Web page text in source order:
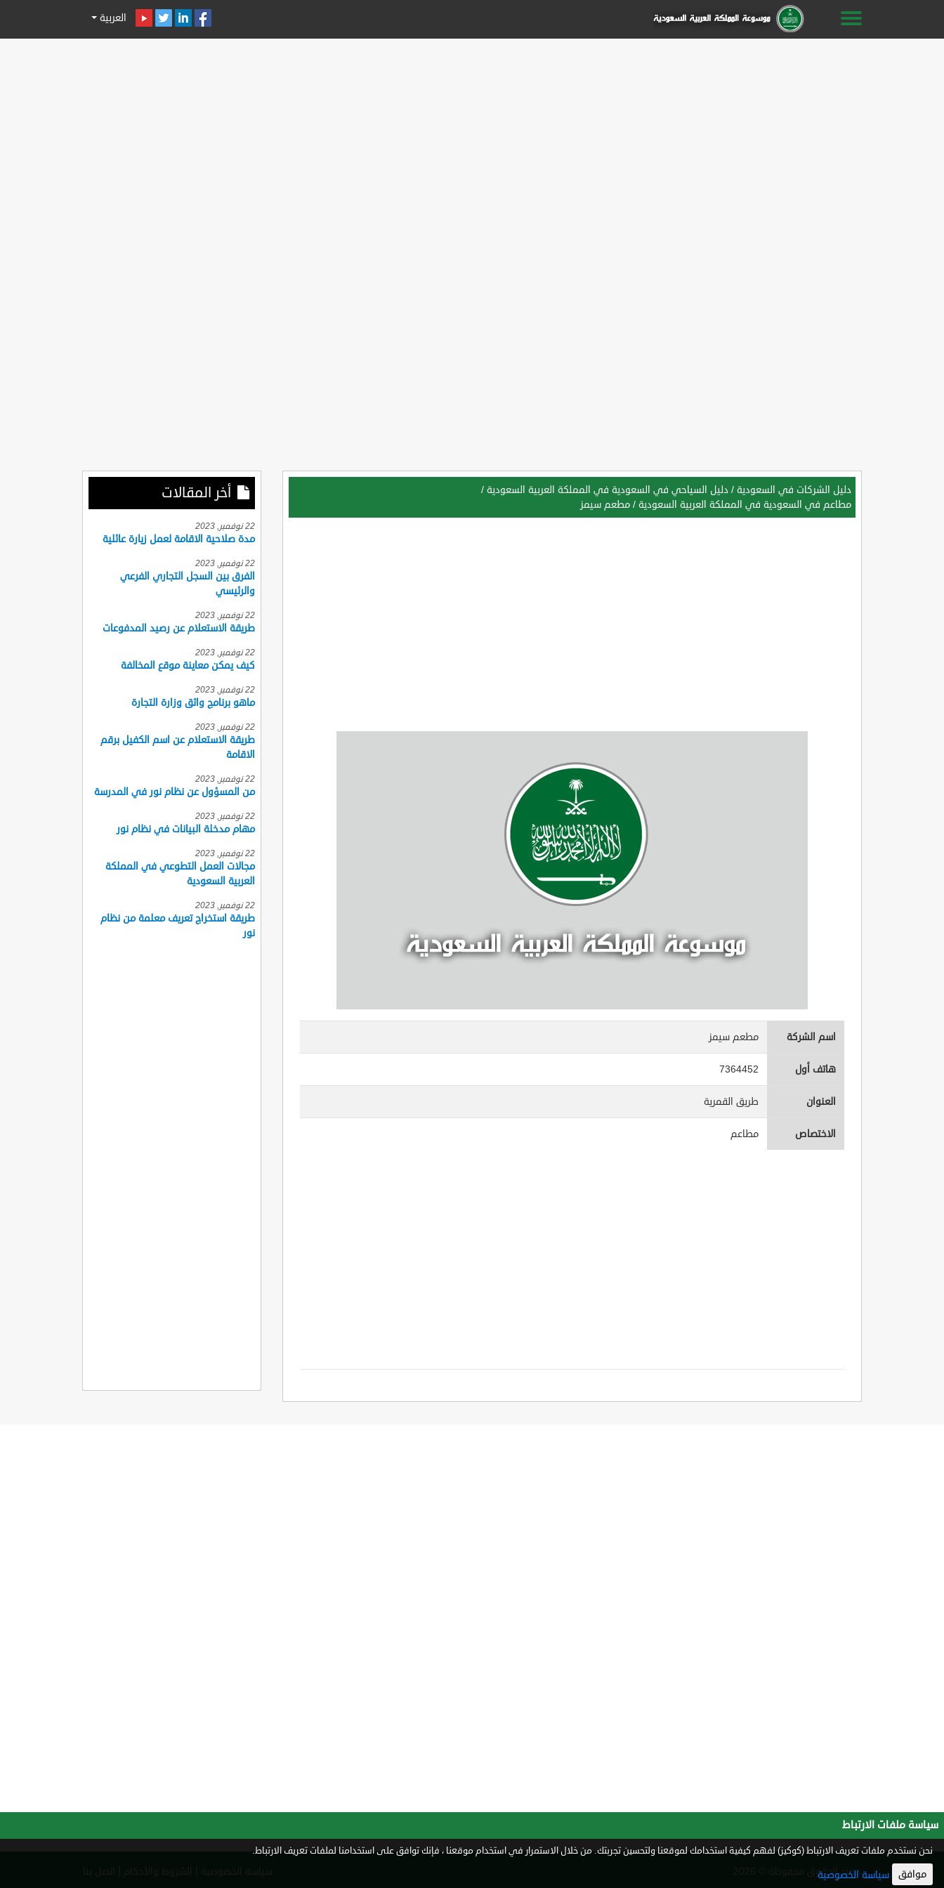
العربية
دليل الشركات في السعودية / دليل السياحي في السعودية في المملكة العربية السعودية /
مطاعم في السعودية في المملكة العربية السعودية / مطعم سيمز
اسم الشركة مطعم سيمز
هاتف أول 7364452
العنوان طريق القمرية
الاختصاص مطاعم
أخر المقالات
22 نوفمبر, 2023
مدة صلاحية الاقامة لعمل زيارة عائلية
22 نوفمبر, 2023
الفرق بين السجل التجاري الفرعي
والرئيسي
22 نوفمبر, 2023
طريقة الاستعلام عن رصيد المدفوعات
22 نوفمبر, 2023
كيف يمكن معاينة موقع المخالفة
22 نوفمبر, 2023
ماهو برنامج واثق وزارة التجارة
22 نوفمبر, 2023
طريقة الاستعلام عن اسم الكفيل برقم
الاقامة
22 نوفمبر, 2023
من المسؤول عن نظام نور في المدرسة
22 نوفمبر, 2023
مهام مدخلة البيانات في نظام نور
22 نوفمبر, 2023
مجالات العمل التطوعي في المملكة
العربية السعودية
22 نوفمبر, 2023
طريقة استخراج تعريف معلمة من نظام
نور
جميع الحقوق محفوظة © 2026
سياسة ملفات الارتباط
نحن نستخدم ملفات تعريف الارتباط (كوكيز) لفهم كيفية استخدامك لموقعنا ولتحسين تجربتك. من خلال الاستمرار في استخدام موقعنا ، فإنك توافق على استخدامنا لملفات تعريف الارتباط.
موافق سياسة الخصوصية